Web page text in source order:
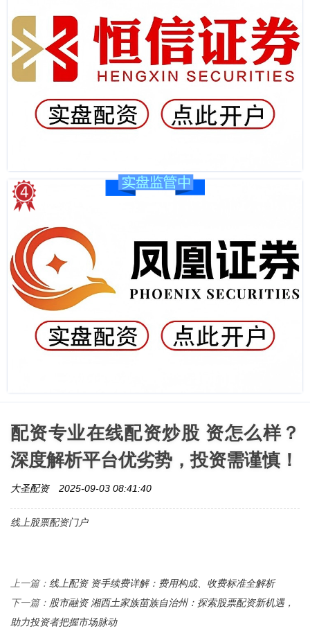
配资专业在线配资炒股 资怎么样？
深度解析平台优劣势，投资需谨慎！
大圣配资 2025-09-03 08:41:40
线上股票配资门户
上一篇： 线上配资 资手续费详解：费用构成、收费标准全解析
下一篇： 股市融资 湘西土家族苗族自治州：探索股票配资新机遇，
助力投资者把握市场脉动